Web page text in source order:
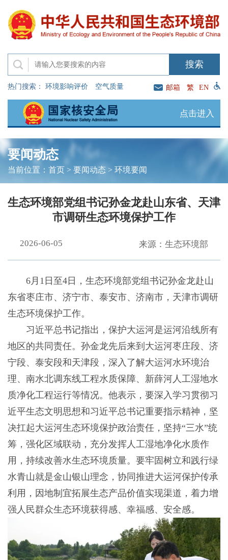
热门搜索： 环境影响评价 空气质量 邮箱 繁 EN
点击进入
要闻动态
当前位置： 首页> 要闻动态 > 环境要闻
生态环境部党组书记孙金龙赴山东省、天津
市调研生态环境保护工作
2026-06-05 来源：生态环境部
6月1日至4日，生态环境部党组书记孙金龙赴山
东省枣庄市、济宁市、泰安市、济南市，天津市调研
生态环境保护工作。
习近平总书记指出，保护大运河是运河沿线所有
地区的共同责任。孙金龙先后来到大运河枣庄段、济
宁段、泰安段和天津段，深入了解大运河水环境治
理、南水北调东线工程水质保障、新薛河人工湿地水
质净化工程运行等情况。他表示，要深入学习贯彻习
近平生态文明思想和习近平总书记重要指示精神，坚
决扛起大运河生态环境保护政治责任，坚持“三水”统
筹，强化区域联动，充分发挥人工湿地净化水质作
用，持续改善水生态环境质量。要牢固树立和践行绿
水青山就是金山银山理念，协同推进大运河保护传承
利用，因地制宜拓展生态产品价值实现渠道，着力增
强人民群众生态环境获得感、幸福感、安全感。